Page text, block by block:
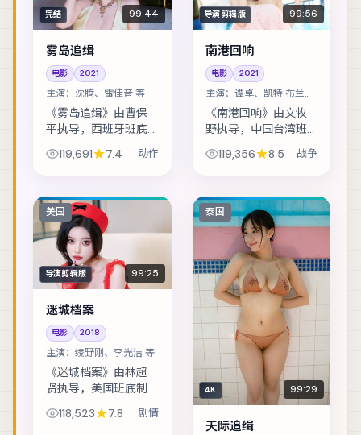
完结 99:44
雾岛追缉
电影 2021
主演： 沈腾、雷佳音 等
《雾岛追缉》由曹保
平执导，西班牙班底
制作，类型定位为动
作。马戏团巡演最后
开二十年前的旧案。
主演包括沈腾、雷佳
音、赞达亚 等，表...
119,691 7.4 动作
导演剪辑版 99:56
南港回响
电影 2021
主演： 谭卓、凯特·布兰切
特 等
《南港回响》由文牧
野执导，中国台湾班
底制作，类型定位为
战争。一场看似普通
密室中的心理博弈。
主演包括谭卓、凯特·
布兰切特、黄政民...
119,356 8.5 战争
美国
导演剪辑版 99:25
迷城档案
电影 2018
主演： 绫野刚、李光洁 等
《迷城档案》由林超
贤执导，美国班底制
作，类型定位为剧
情。退役特工重返故
118,523 7.8 剧情
泰国
4K 99:29
天际追缉